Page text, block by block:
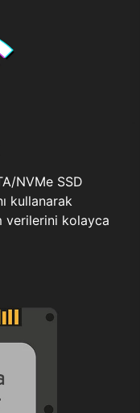
NVMe SSD
kullanarak
verilerini kolayca